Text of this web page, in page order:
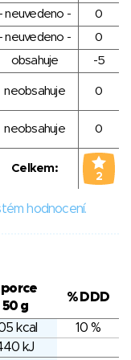
- neuvedeno -
0
- neuvedeno -
0
obsahuje
-5
neobsahuje 0
neobsahuje 0
Celkem:
2
hodnocení.
porce
50 g
% DDD
kcal
10 %
kJ